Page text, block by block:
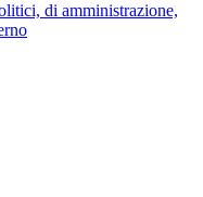
di amministrazione,